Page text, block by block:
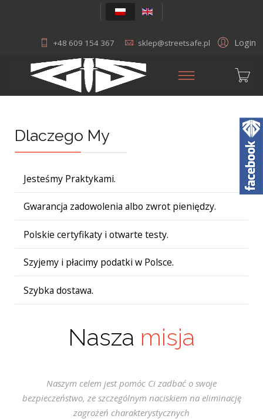
Login
+48 609 154 367 sklep@streetsafe.pl
Dlaczego My
Jesteśmy Praktykami.
Gwarancja zadowolenia albo zwrot pieniędzy.
Polskie certyfikaty i otwarte testy.
Szyjemy i płacimy podatki w Polsce.
Szybka dostawa.
Nasza misja
Naszym celem jest pomóc Ci zadbać o swoje
bezpieczeństwo, ze szczególnym naciskiem na eliminację
zagrożeń charakterystycznych